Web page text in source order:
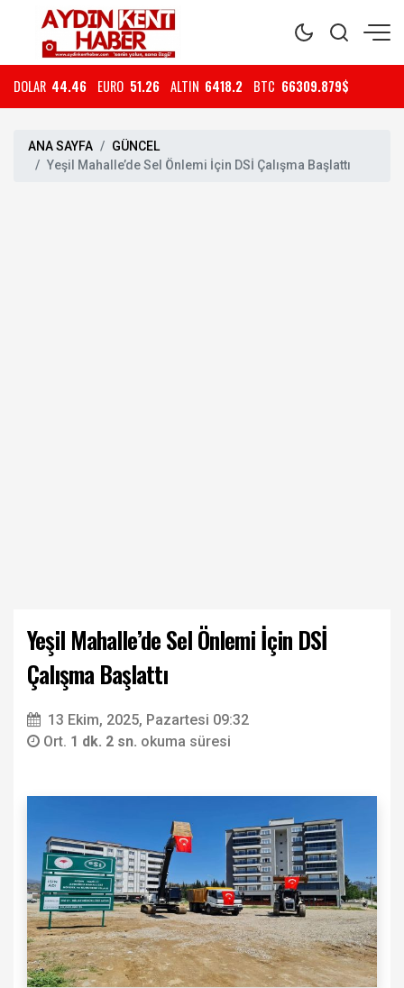
DOLAR 44.46 EURO 51.26 ALTIN 6418.2 BTC 66309.879$
ANA SAYFA
GÜNCEL
Yeşil Mahalle’de Sel Önlemi İçin DSİ Çalışma Başlattı
Yeşil Mahalle’de Sel Önlemi İçin DSİ
Çalışma Başlattı
13 Ekim, 2025, Pazartesi 09:32
Ort. 1 dk. 2 sn. okuma süresi